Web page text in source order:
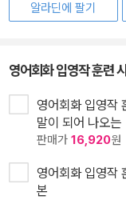
알라딘에 팔기
영어회화 입영작 훈련
영어회화 입영작
말이 되어 나오는
판매가 16,920원
영어회화 입영
본